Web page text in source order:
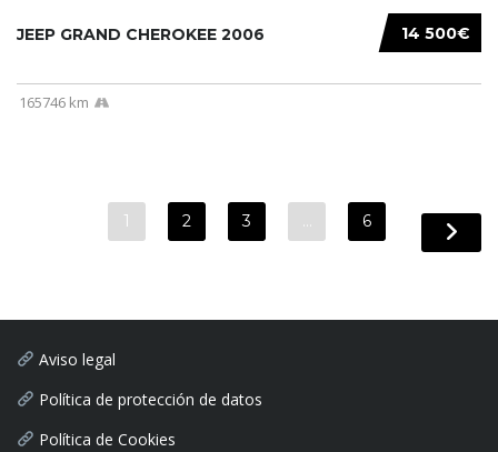
14 500€
JEEP GRAND CHEROKEE 2006
165746 km
1 2 3 … 6
Aviso legal
Política de protección de datos
Política de Cookies